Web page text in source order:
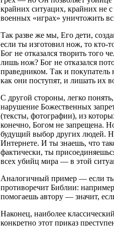
крайних ситуацих, крайних не
военных «играх» уничтожить
Так разве же мы, Его дети,
если ты изготовил нож, то кто-
Бог не отказался творить того
лишь нож? Бог не отказался
праведником. Так и
как они поступят, и лишать их
С другой стороны, легко
нарушение Божественных
(тексты, фотографии), из
конечно, Богом не запрещена.
будущий выбор других людей.
Интернете. И ты знаешь, что
фактически, ты
всех убийц мира — в этой
Аналогичный пример — если ты
противоречит Библии:
помогаешь автору — значит,
Наконец, наиболее
конкретно этот приказ